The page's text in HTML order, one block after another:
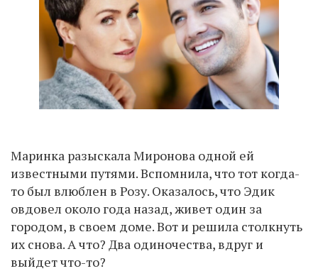
Маринка разыскала Миронова одной ей
известными путями. Вспомнила, что тот когда-
то был влюблен в Розу. Оказалось, что Эдик
овдовел около года назад, живет один за
городом, в своем доме. Вот и решила столкнуть
их снова. А что? Два одиночества, вдруг и
выйдет что-то?